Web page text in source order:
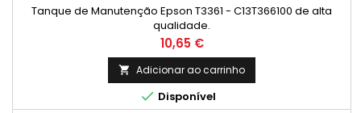
Tanque de Manutenção Epson T3361 - C13T366100 de alta
qualidade.
Preço
10,65 €
 Adicionar ao carrinho
 Disponível